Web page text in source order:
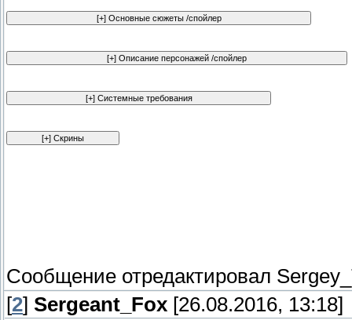
Сообщение отредактировал
[2] Sergeant_Fox [26.08.2016, 13:18]